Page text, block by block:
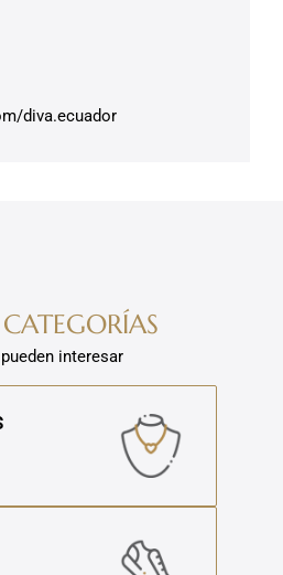
diva.ecuador
interesar